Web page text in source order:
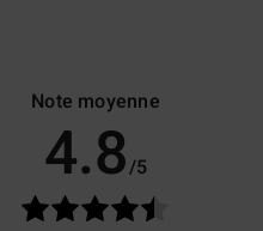
Note moyenne
4.8/5